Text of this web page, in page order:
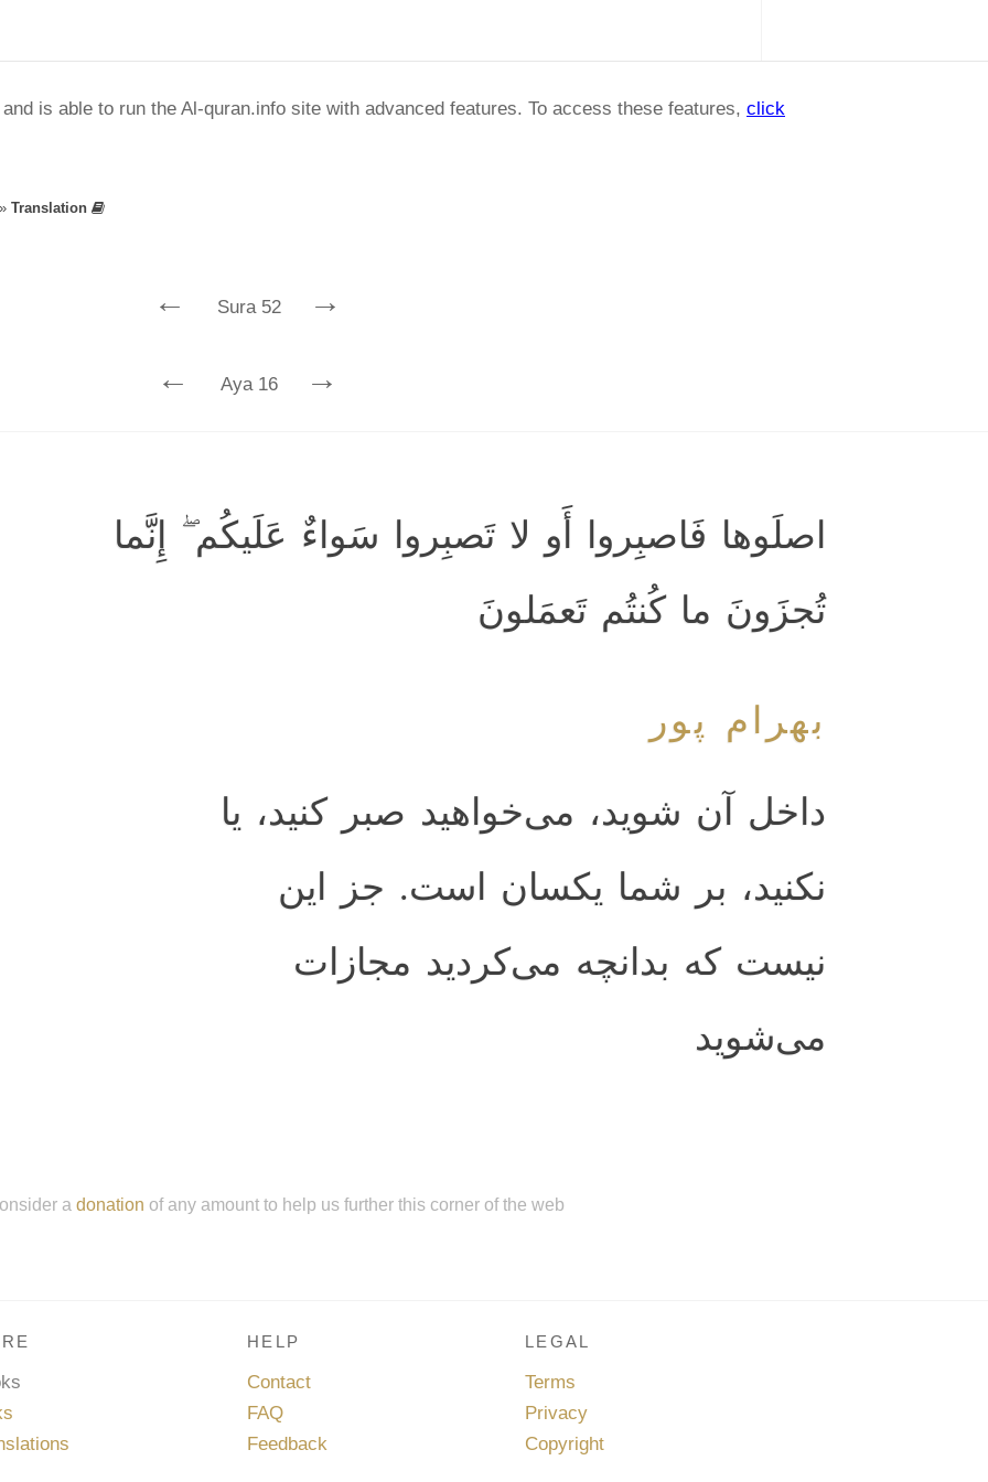
is able to run the Al-quran.info site with advanced features. To access these features, click
Translation
← Sura 52 →
← Aya 16 →
اصلَوها فَاصبِروا أَو لا تَصبِروا سَواءٌ عَلَيكُم ۖ إِنَّما
تُجزَونَ ما كُنتُم تَعمَلونَ
بهرام پور
داخل آن شويد، مى‌خواهيد صبر كنيد، يا
نكنيد، بر شما يكسان است. جز اين
نيست كه بدانچه مى‌كرديد مجازات
مى‌شويد
a donation of any amount to help us further this corner of the web
HELP
Contact
FAQ
Feedback
LEGAL
Terms
Privacy
Copyright